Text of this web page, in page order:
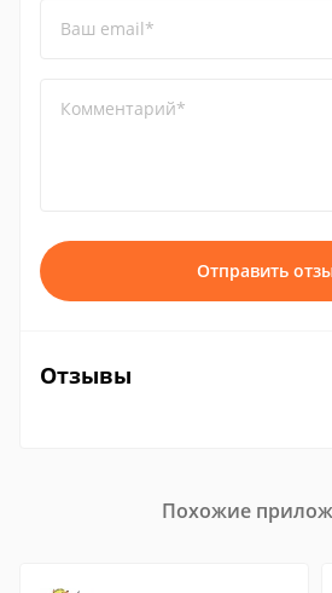
Ваш email*
Комментарий*
Отправить
Отзывы
Похожие